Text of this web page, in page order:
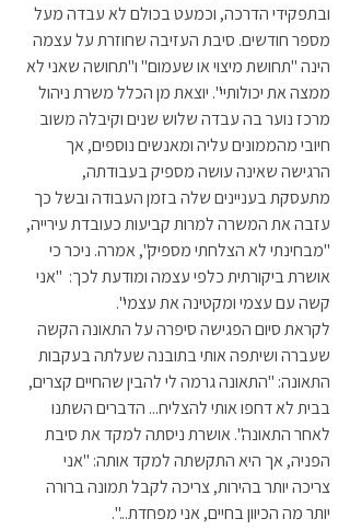
ובתפקידי הדרכה, וכמעט בכולם לא עבדה מעל
מספר חודשים. סיבת העזיבה שחוזרת על עצמה
הינה "תחושת מיצוי או שעמום" ו"תחושה שאני לא
ממצה את יכולותיי". יוצאת מן הכלל משרת ניהול
מרכז נוער בה עבדה שלוש שנים וקיבלה משוב
חיובי מהממונים עליה ומאנשים נוספים, אך
הרגישה שאינה עושה מספיק בעבודתה,
מתעסקת בעניינים שלה בזמן העבודה ובשל כך
עזבה את המשרה למרות קביעות כעובדת עירייה,
"מבחינתי לא הצלחתי מספיק", אמרה. ניכר כי
אושרת ביקורתית כלפי עצמה ומודעת לכך:  "אני
קשה עם עצמי ומקטינה את עצמי".
לקראת סיום הפגישה סיפרה על התאונה הקשה
שעברה ושיתפה אותי בתובנה שעלתה בעקבות
התאונה: "התאונה גרמה לי להבין שהחיים קצרים,
בבית לא דחפו אותי להצליח... הדברים השתנו
לאחר התאונה". אושרת ניסתה למקד את סיבת
הפניה, אך היא התקשתה למקד אותה: "אני
צריכה יותר בהירות, צריכה לקבל תמונה ברורה
יותר מה הכיוון בחיים, אני מפחדת...".